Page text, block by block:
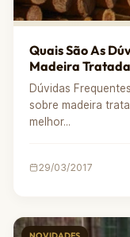
Quais São As
Madeira
Dúvidas
sobre madeira
melhor...
29/03/2017
NOVIDADES